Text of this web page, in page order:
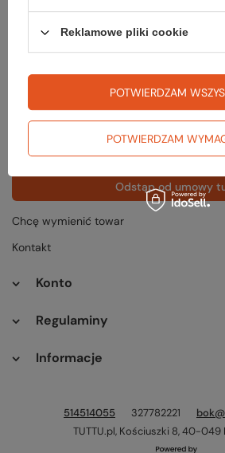
Śledzenie przesyłki
Chcę zareklamować produkt
Odstąp od umowy
Chcę wymienić towar
Kontakt
Konto
Regulaminy
Informacje
514514055 327782221
TUTTU.pl, Kościuszki 8,40-049
Reklamowe pliki cookie
POTWIERDZAM
POTWIERDZAM